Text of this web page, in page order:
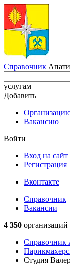
Справочник
услугам
Добавить
Вакансию
Войти
Вход на сайт
Регистрация
Вконтакте
Справочник
Вакансии
4 350 организаций
Справочник
Студия